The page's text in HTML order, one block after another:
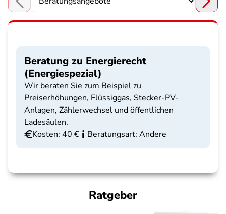
Choose a section
Beratung zu Energierecht
(Energiespezial)
Wir beraten Sie zum Beispiel zu
Preiserhöhungen, Flüssiggas, Stecker-PV-
Anlagen, Zählerwechsel und öffentlichen
Ladesäulen.
Kosten: 40 €
Beratungsart: Andere
Ratgeber